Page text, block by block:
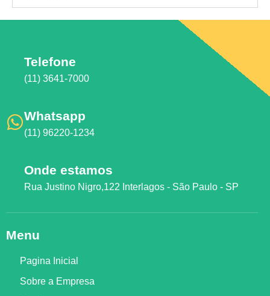
Telefone
(11) 3641-7000
Whatsapp
(11) 96220-1234
Onde estamos
Rua Justino Nigro,122 Interlagos - São Paulo - SP
Menu
Pagina Inicial
Sobre a Empresa